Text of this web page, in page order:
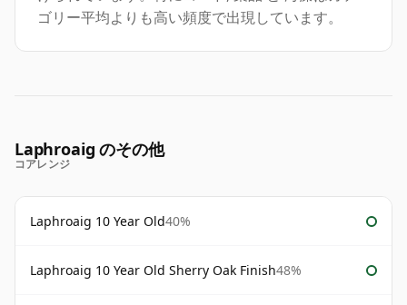
ゴリー平均よりも高い頻度で出現しています。
Laphroaig のその他
コアレンジ
Laphroaig 10 Year Old40%
Laphroaig 10 Year Old Sherry Oak Finish48%